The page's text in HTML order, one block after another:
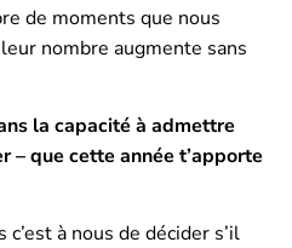
de moments que nous
nombre augmente sans
la capacité à admettre
– que cette année t’apporte
c’est à nous de décider s’il